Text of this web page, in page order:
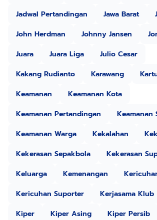
Jadwal Pertandingan
Jawa Barat
John Herdman
Johnny Jansen
Juara
Juara Liga
Julio Cesar
Kakang Rudianto
Karawang
Keamanan
Keamanan Kota
Keamanan Pertandingan
Keamanan
Keamanan Warga
Kekalahan
Kekerasan Sepakbola
Kekerasan
Keluarga
Kemenangan
Kericuhan Suporter
Kerjasama Klub
Kiper
Kiper Asing
Kiper Persib